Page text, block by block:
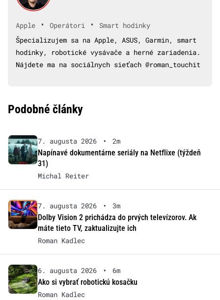
Apple • Operátori •
Smart hodinky
Špecializujem sa na Apple, ASUS, Garmin, smart
hodinky, robotické vysávače a herné zariadenia.
Nájdete ma na sociálnych sieťach @roman_touchit
Podobné články
7. augusta 2026 •
2m
Napínavé dokumentárne seriály na Netflixe (týždeň
31)
Michal Reiter
7. augusta 2026 •
3m
Dolby Vision 2 prichádza do prvých televízorov. Ak
máte tieto TV, zaktualizujte ich
Roman Kadlec
6. augusta 2026 •
6m
Ako si vybrať robotickú kosačku
Roman Kadlec